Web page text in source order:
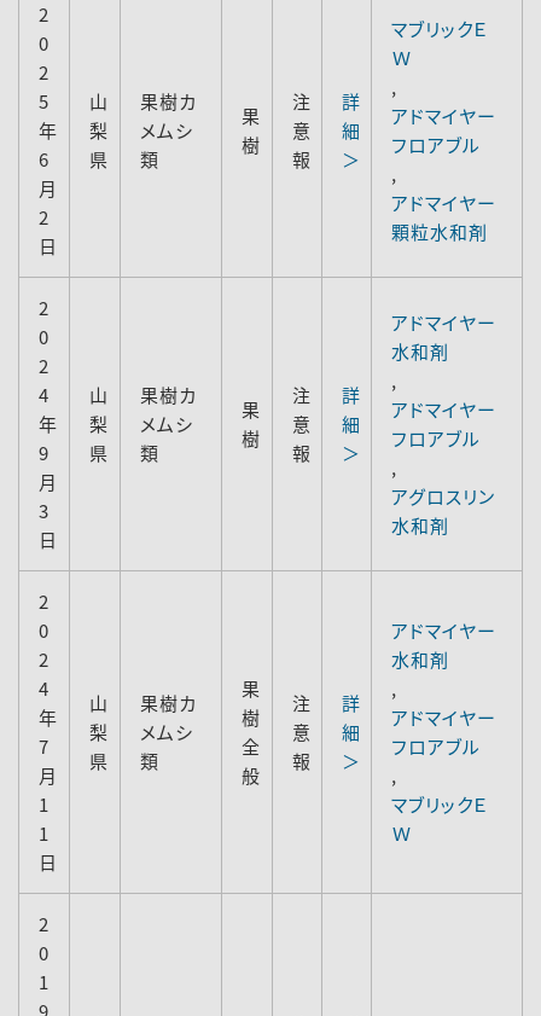
2
0
2
5
年
6
月
2
日
山
梨
県
果樹カ
メムシ
類
果
樹
注
意
報
詳
細
＞
マブリックＥ
Ｗ
,
アドマイヤー
フロアブル
,
アドマイヤー
顆粒水和剤
2
0
2
4
年
9
月
3
日
山
梨
県
果樹カ
メムシ
類
果
樹
注
意
報
詳
細
＞
アドマイヤー
水和剤
,
アドマイヤー
フロアブル
,
アグロスリン
水和剤
2
0
2
4
年
7
月
1
1
日
山
梨
県
果樹カ
メムシ
類
果
樹
全
般
注
意
報
詳
細
＞
アドマイヤー
水和剤
,
アドマイヤー
フロアブル
,
マブリックＥ
Ｗ
2
0
1
9